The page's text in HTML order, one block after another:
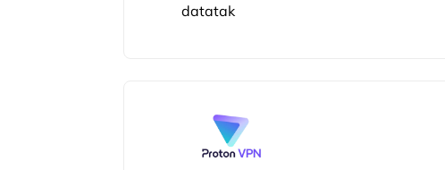
datatak